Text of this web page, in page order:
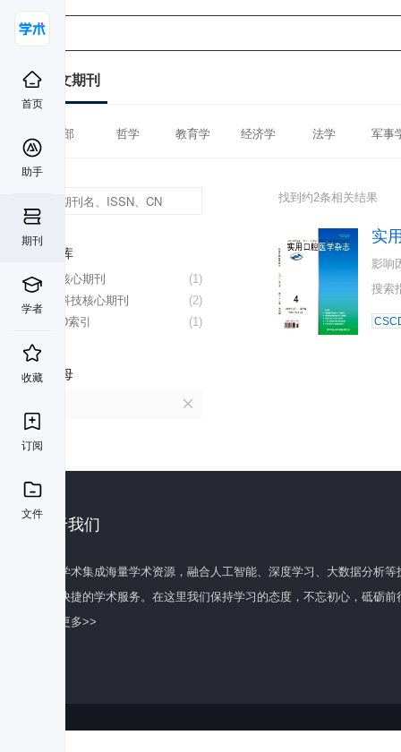
首页
助手
期刊
学者
收藏
订阅
文件
中文期刊
全部 哲学 教育学 经济学 法学 军事
数据库
(1)
北大核心期刊
(2)
中国科技核心期刊
(1)
CSCD索引
首字母
找到约2条相关结果
实
影响
搜索
关于我们
百度学术集成海量学术资源，融合人工智能、深度学习、大数据分析
全面快捷的学术服务。在这里我们保持学习的态度，不忘初心，砥砺前
了解更多>>